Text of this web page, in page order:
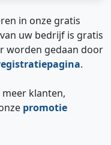
in onze gratis
uw bedrijf is gratis
worden gedaan door
.
klanten,
promotie